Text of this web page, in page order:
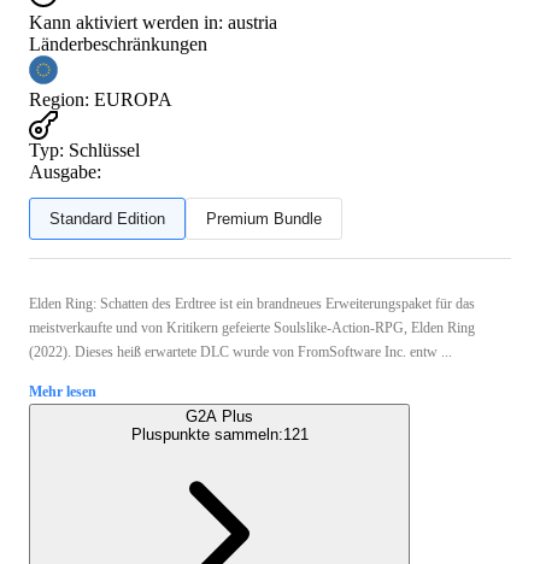
Kann aktiviert werden in: austria
Länderbeschränkungen
Region: EUROPA
Typ: Schlüssel
Ausgabe:
Standard Edition Premium Bundle
Elden Ring: Schatten des Erdtree ist ein brandneues Erweiterungspaket für das
meistverkaufte und von Kritikern gefeierte Soulslike-Action-RPG, Elden Ring
(2022). Dieses heiß erwartete DLC wurde von FromSoftware Inc. entw ...
Mehr lesen
G2A Plus
Pluspunkte sammeln:121